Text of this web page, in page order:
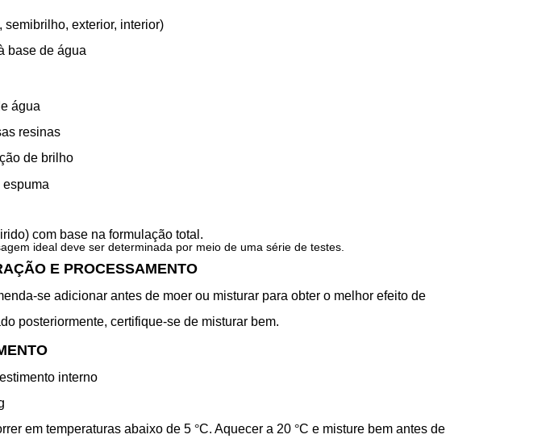
semibrilho, exterior, interior)
base de água
água
resinas
de brilho
espuma
com base na formulação total.
ideal deve ser determinada por meio de uma série de testes.
E PROCESSAMENTO
se adicionar antes de moer ou misturar para obter o melhor efeito de
posteriormente, certifique-se de misturar bem.
interno
em temperaturas abaixo de 5 °C. Aquecer a 20 °C e misture bem antes de